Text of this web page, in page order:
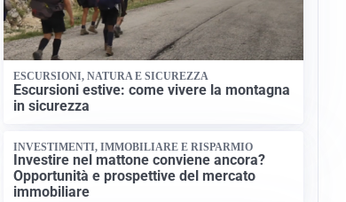
ESCURSIONI, NATURA E SICUREZZA
Escursioni estive: come vivere la montagna
in sicurezza
INVESTIMENTI, IMMOBILIARE E RISPARMIO
Investire nel mattone conviene ancora?
Opportunità e prospettive del mercato
immobiliare